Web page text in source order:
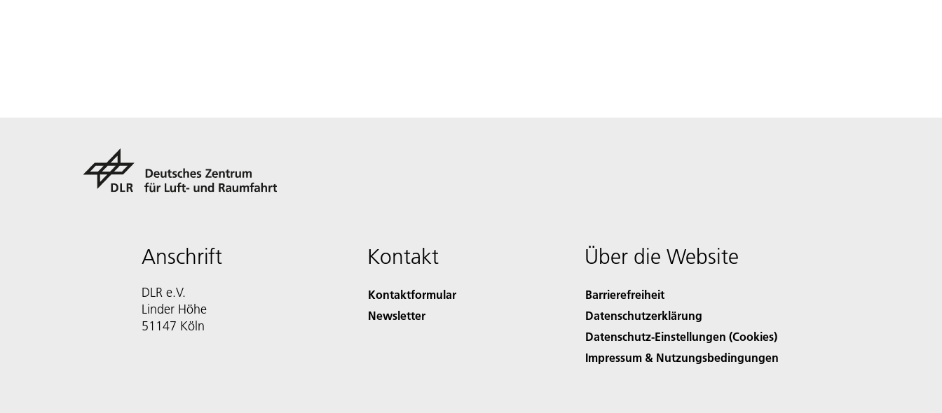
Anschrift
DLR e.V.
Linder Höhe
51147 Köln
Kontakt
Kontaktformular
Newsletter
Über die Website
Barrierefreiheit
Datenschutzerklärung
Datenschutz-Einstellungen (Cookies)
Impressum & Nutzungsbedingungen